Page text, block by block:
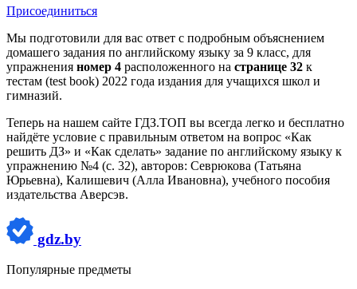
Присоединиться
Мы подготовили для вас ответ c подробным объяснением
домашего задания по английскому языку за 9 класс, для
упражнения номер 4 расположенного на странице 32 к
тестам (test book) 2022 года издания для учащихся школ и
гимназий.
Теперь на нашем сайте ГДЗ.ТОП вы всегда легко и бесплатно
найдёте условие с правильным ответом на вопрос «Как
решить ДЗ» и «Как сделать» задание по английскому языку к
упражнению №4 (с. 32), авторов: Севрюкова (Татьяна
Юрьевна), Калишевич (Алла Ивановна), учебного пособия
издательства Аверсэв.
gdz.by
Популярные предметы